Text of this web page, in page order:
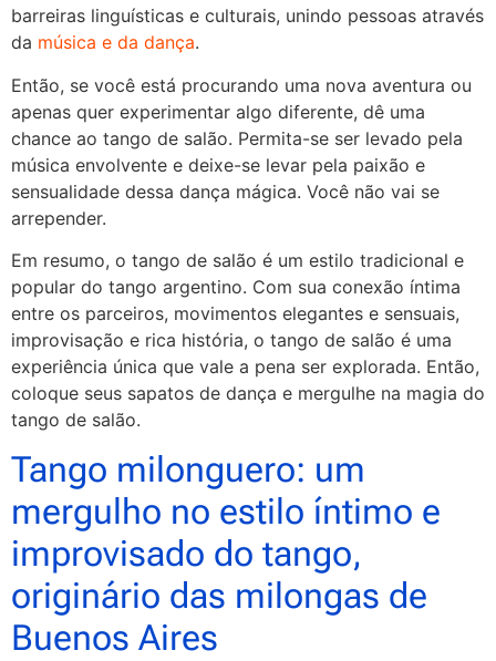
barreiras linguísticas e culturais, unindo pessoas através
da música e da dança.
Então, se você está procurando uma nova aventura ou
apenas quer experimentar algo diferente, dê uma
chance ao tango de salão. Permita-se ser levado pela
música envolvente e deixe-se levar pela paixão e
sensualidade dessa dança mágica. Você não vai se
arrepender.
Em resumo, o tango de salão é um estilo tradicional e
popular do tango argentino. Com sua conexão íntima
entre os parceiros, movimentos elegantes e sensuais,
improvisação e rica história, o tango de salão é uma
experiência única que vale a pena ser explorada. Então,
coloque seus sapatos de dança e mergulhe na magia do
tango de salão.
Tango milonguero: um
mergulho no estilo íntimo e
improvisado do tango,
originário das milongas de
Buenos Aires